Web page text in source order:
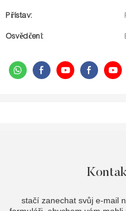
Přístav:
Osvědčení:
stačí zanechat svůj e-mail